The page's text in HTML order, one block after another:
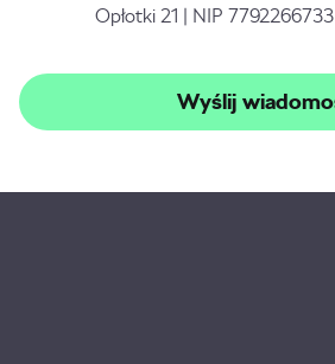
Opłotki 21 | NIP 7792266733